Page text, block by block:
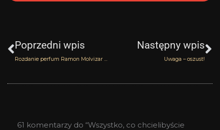
Poprzedni wpis
Rozdanie perfum Ramon Molvizar na Facebooku
Następny wpis
Uwaga – oszust!
61 komentarzy do “Wszystko, co chcielibyście